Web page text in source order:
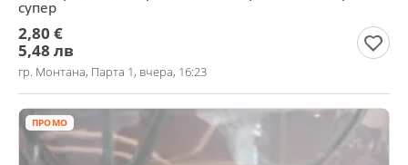
супер
2,80 €
5,48 лв
гр. Монтана, Парта 1, вчера, 16:23
ПРОМО